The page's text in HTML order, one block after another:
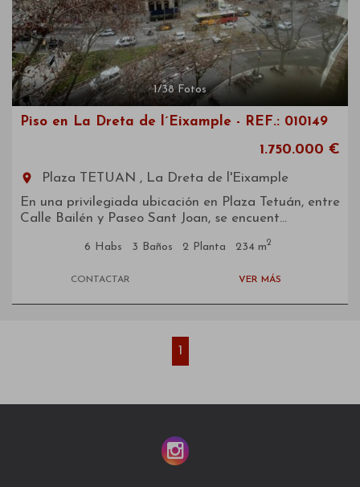
1/38 Fotos
Piso en La Dreta de l´Eixample - REF.: 010149
1.750.000 €
room
Plaza TETUAN , La Dreta de l'Eixample
En una privilegiada ubicación en Plaza Tetuán, entre
Calle Bailén y Paseo Sant Joan, se encuent...
6 Habs 3 Baños 2 Planta 234 m2
CONTACTAR VER MÁS
1